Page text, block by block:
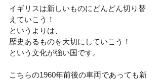
イギリスは新しいものにどんどん切り替
えていこう！
というよりは、
歴史あるものを大切にしていこう！
という文化が強い国です。
こちらの1960年前後の車両であっても新